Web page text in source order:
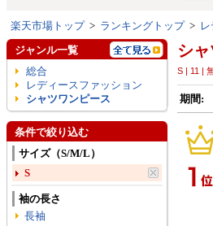
楽天市場トップ> ランキングトップ>
シ
S | 11 |
期間:
ジャンル一覧
総合
レディースファッション
シャツワンピース
条件で絞り込む
サイズ（S/M/L）
S
袖の長さ
長袖